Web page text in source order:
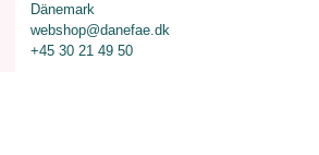
Dänemark
webshop@danefae.dk
+45 30 21 49 50